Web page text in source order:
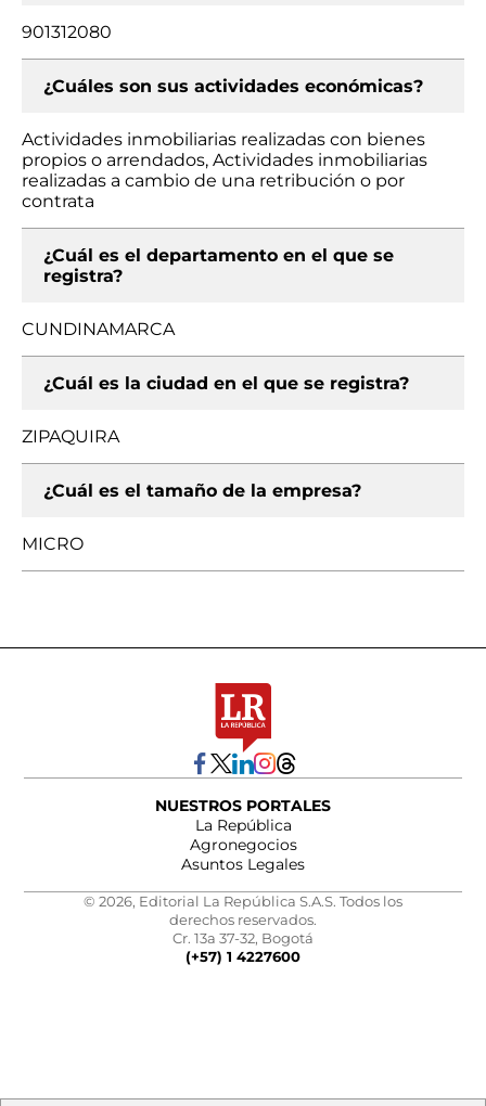
901312080
¿Cuáles son sus actividades económicas?
Actividades inmobiliarias realizadas con bienes
propios o arrendados, Actividades inmobiliarias
realizadas a cambio de una retribución o por
contrata
¿Cuál es el departamento en el que se
registra?
CUNDINAMARCA
¿Cuál es la ciudad en el que se registra?
ZIPAQUIRA
¿Cuál es el tamaño de la empresa?
MICRO
NUESTROS PORTALES
La República
Agronegocios
Asuntos Legales
© 2026, Editorial La República S.A.S. Todos los
derechos reservados.
Cr. 13a 37-32, Bogotá
(+57) 1 4227600